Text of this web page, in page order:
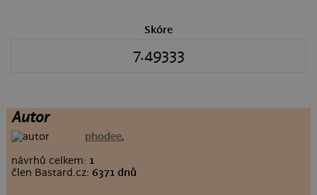
Skóre
7.49333
Autor
phodee,
návrhů celkem: 1
člen Bastard.cz:6371 dnů